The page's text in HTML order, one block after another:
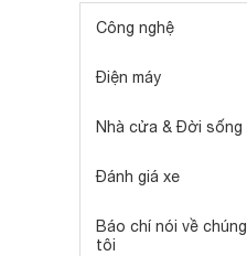
Công nghệ
Điện máy
Nhà cửa & Đời sống
Đánh giá xe
Báo chí nói về chúng
tôi